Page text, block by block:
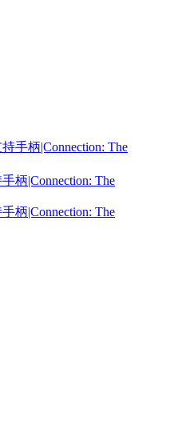
柄|Connection: The
柄|Connection: The